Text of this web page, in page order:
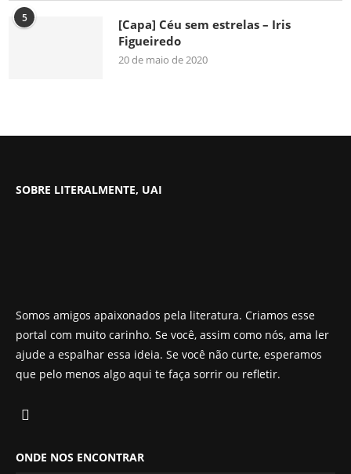
5
[Capa] Céu sem estrelas – Iris
Figueiredo
20 de maio de 2020
SOBRE LITERALMENTE, UAI
Somos amigos apaixonados pela literatura. Criamos esse
portal com muito carinho. Se você, assim como nós, ama ler
ajude a espalhar essa ideia. Se você não curte, esperamos
que pelo menos algo aqui te faça sorrir ou refletir.
ONDE NOS ENCONTRAR